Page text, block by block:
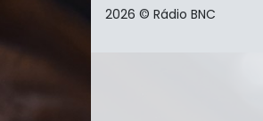
2026 © Rádio BNC